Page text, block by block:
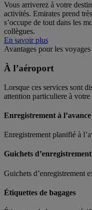
Vous arriverez à votre
activités. Emirates prend
s’occupe de tout dans les
collègues.
En savoir plus
Avantages pour les
À l’aéroport
Lorsque ces services sont
attention particuliere à
Enregistrement à l’avance
Enregistrement planifié à
Guichets
Guichets d’enregistrement
Étiquettes de bagages